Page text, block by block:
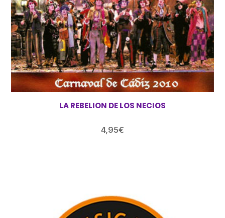
LA REBELION DE LOS NECIOS
4,95€